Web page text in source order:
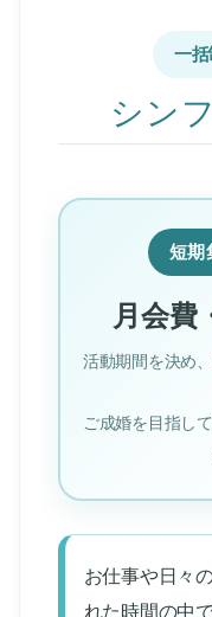
一
シン
短期
月会費
活動期間を決め
ご成婚を目指し
お仕事や日々
れた時間の中